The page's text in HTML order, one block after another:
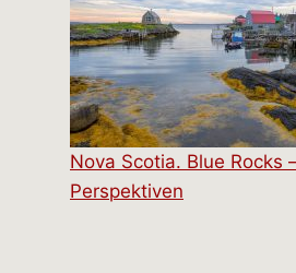
Nova Scotia. Blue Rocks
Perspektiven